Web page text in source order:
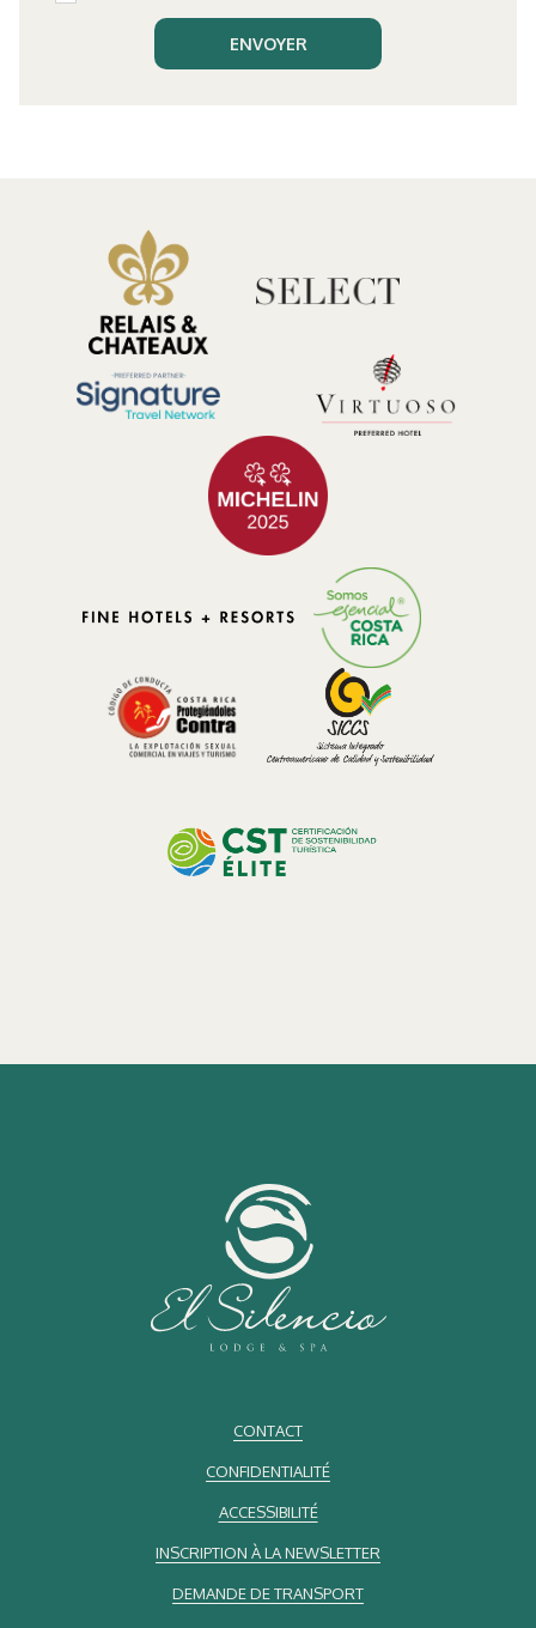
ENVOYER
CONTACT
CONFIDENTIALITÉ
ACCESSIBILITÉ
INSCRIPTION À LA NEWSLETTER
DEMANDE DE TRANSPORT